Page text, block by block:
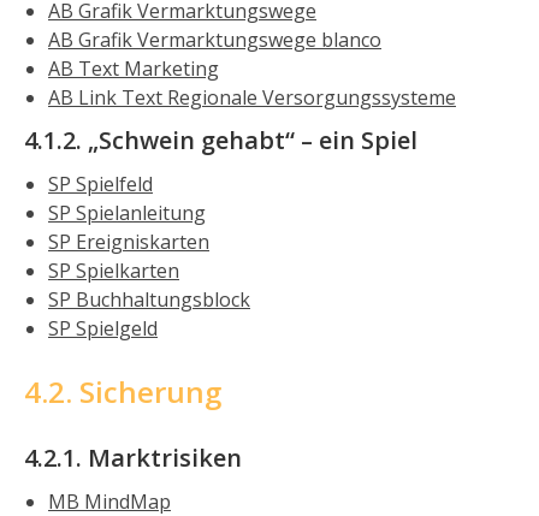
AB Grafik Vermarktungswege
AB Grafik Vermarktungswege blanco
AB Text Marketing
AB Link Text Regionale Versorgungssysteme
4.1.2. „Schwein gehabt“ – ein Spiel
SP Spielfeld
SP Spielanleitung
SP Ereigniskarten
SP Spielkarten
SP Buchhaltungsblock
SP Spielgeld
4.2. Sicherung
4.2.1. Marktrisiken
MB MindMap